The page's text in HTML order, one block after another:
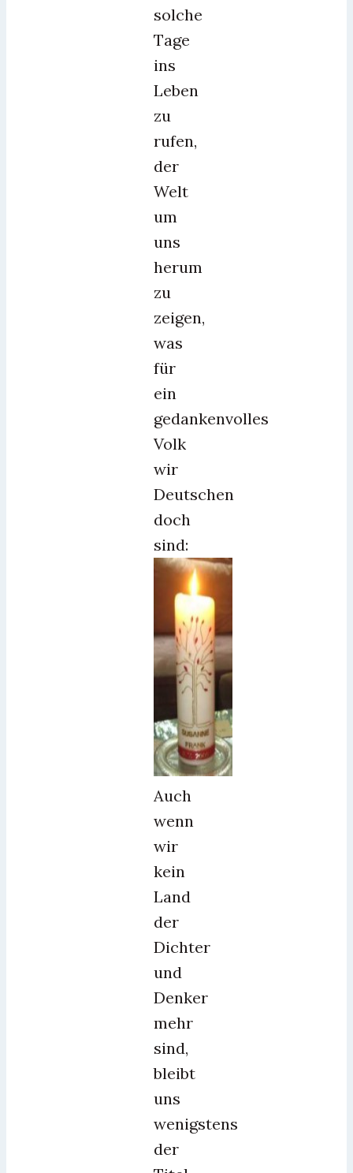
solche
Tage
ins
Leben
zu
rufen,
der
Welt
um
uns
herum
zu
zeigen,
was
für
ein
gedankenvolles
Volk
wir
Deutschen
doch
sind:
Auch
wenn
wir
kein
Land
der
Dichter
und
Denker
mehr
sind,
bleibt
uns
wenigstens
der